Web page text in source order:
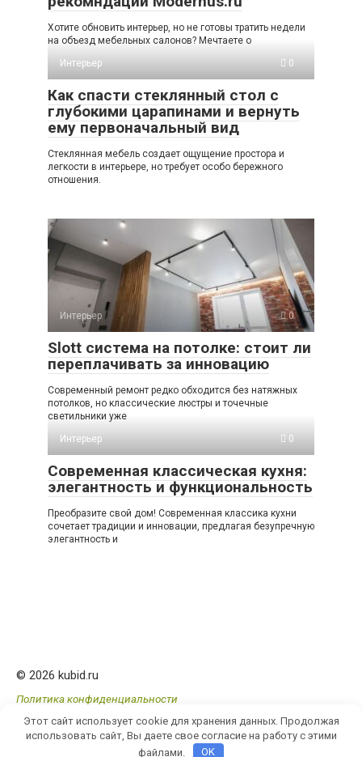
Хотите обновить интерьер, но не готовы тратить недели
на объезд мебельных салонов? Мечтаете о
Интерьер
0
Как спасти стеклянный стол с
глубокими царапинами и вернуть
ему первоначальный вид
Стеклянная мебель создает ощущение простора и
легкости в интерьере, но требует особо бережного
отношения.
Интерьер 0
Slott система на потолке: стоит ли
переплачивать за инновацию
Современный ремонт редко обходится без натяжных
потолков, но классические люстры и точечные
светильники уже
Интерьер
0
Современная классическая кухня:
элегантность и функциональность
Преобразите свой дом! Современная классика кухни
сочетает традиции и инновации, предлагая безупречную
элегантность и
© 2026 kubid.ru
Политика конфиденциальности
Этот сайт использует cookie для хранения данных. Продолжая
использовать сайт, Вы даете свое согласие на работу с этими
файлами.
OK